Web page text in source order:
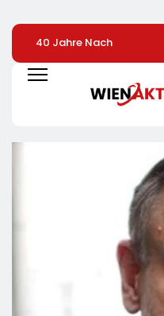
40 Jahre Nach
Chornobyl:
Greenpeace-Aktive
Protestieren Für
Greenpeace-Report
Dokumentiert Folgen
Drohnenangriffs